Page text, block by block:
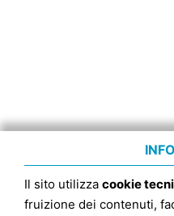
Il sito utilizza cookie
fruizione dei contenuti,